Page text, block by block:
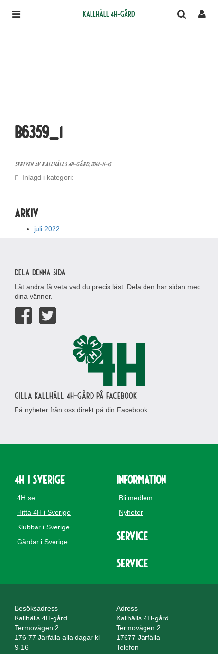
Kallhäll 4H-gård
B6359_1
Skriven av Kallhälls 4H-gård,2014-11-15
Inlagd i kategori:
Arkiv
juli 2022
Dela denna sida
Låt andra få veta vad du precis läst. Dela den här sidan med
dina vänner.
Gilla Kallhäll 4H-gård på Facebook
Få nyheter från oss direkt på din Facebook.
4H i Sverige
4H.se
Hitta 4H i Sverige
Klubbar i Sverige
Gårdar i Sverige
Information
Bli medlem
Nyheter
Service
Service
Besöksadress
Kallhälls 4H-gård
Termovägen 2
176 77 Järfälla alla dagar kl
9-16
Adress
Kallhälls 4H-gård
Termovägen 2
17677 Järfälla
Telefon